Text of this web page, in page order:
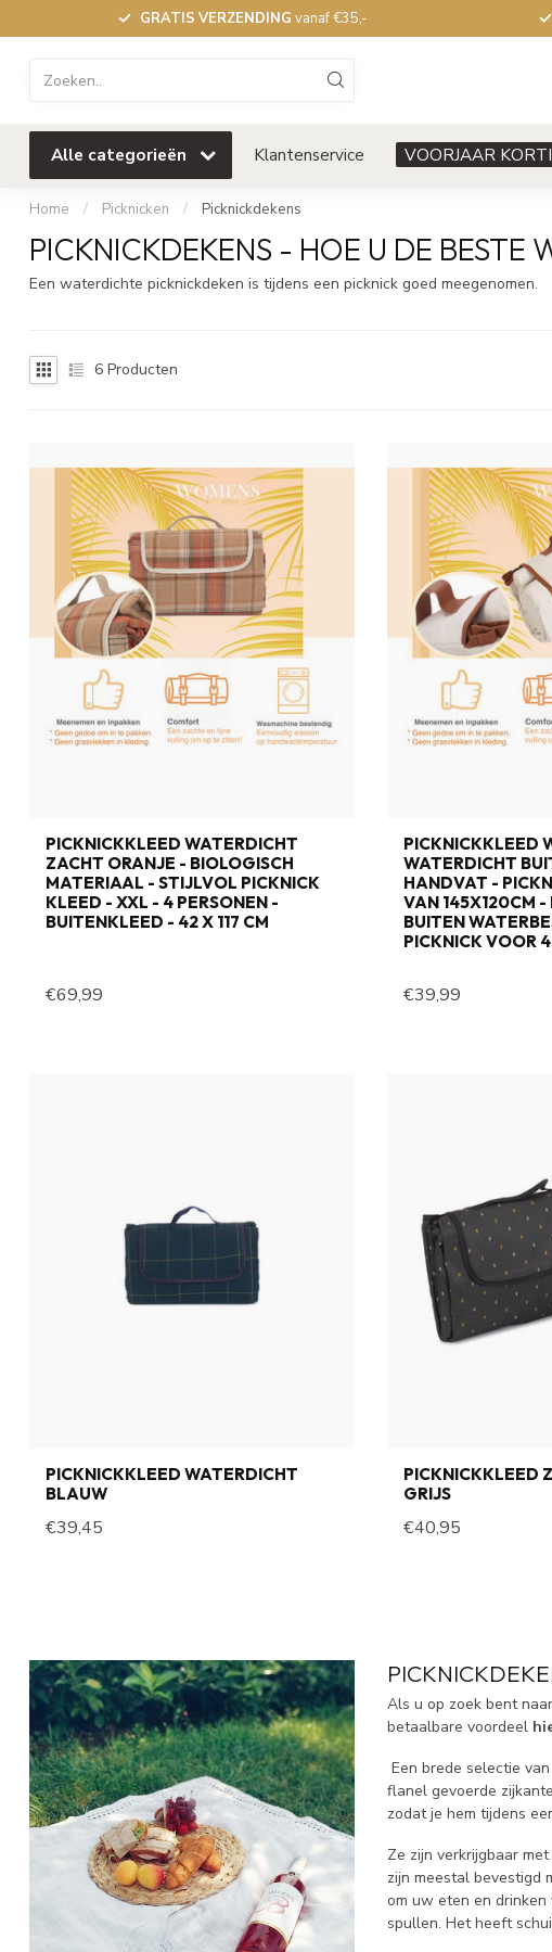
GRATIS VERZENDING vanaf €35,-
Alle categorieën Klantenservice VOORJAAR
Home / Picknicken / Picknickdekens
PICKNICKDEKENS - HOE U DE BESTE
Een waterdichte picknickdeken is tijdens een picknick goed meegenomen.
6 Producten
PICKNICKKLEED WATERDICHT
ZACHT ORANJE - BIOLOGISCH
MATERIAAL - STIJLVOL PICKNICK
KLEED - XXL - 4 PERSONEN -
BUITENKLEED - 42 X 117 CM
€69,99
PICKNICKKLEED
WATERDICHT
HANDVAT -
VAN 145X120CM
BUITEN
PICKNICK VOOR
€39,99
PICKNICKKLEED WATERDICHT
BLAUW
€39,45
PICKNICKKLEED
GRIJS
€40,95
Als u op zoek bent
betaalbare voordeel
Een brede selectie
flanel gevoerde
zodat je hem tijdens
Ze zijn verkrijgbaar
zijn meestal bevestigd
om uw eten en
spullen. Het heeft